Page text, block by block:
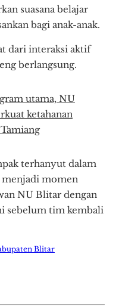
suasana belajar
bagi anak-anak.
dari interaksi aktif
berlangsung.
utama, NU
ketahanan
terhanyut dalam
menjadi momen
NU Blitar dengan
sebelum tim kembali
Blitar